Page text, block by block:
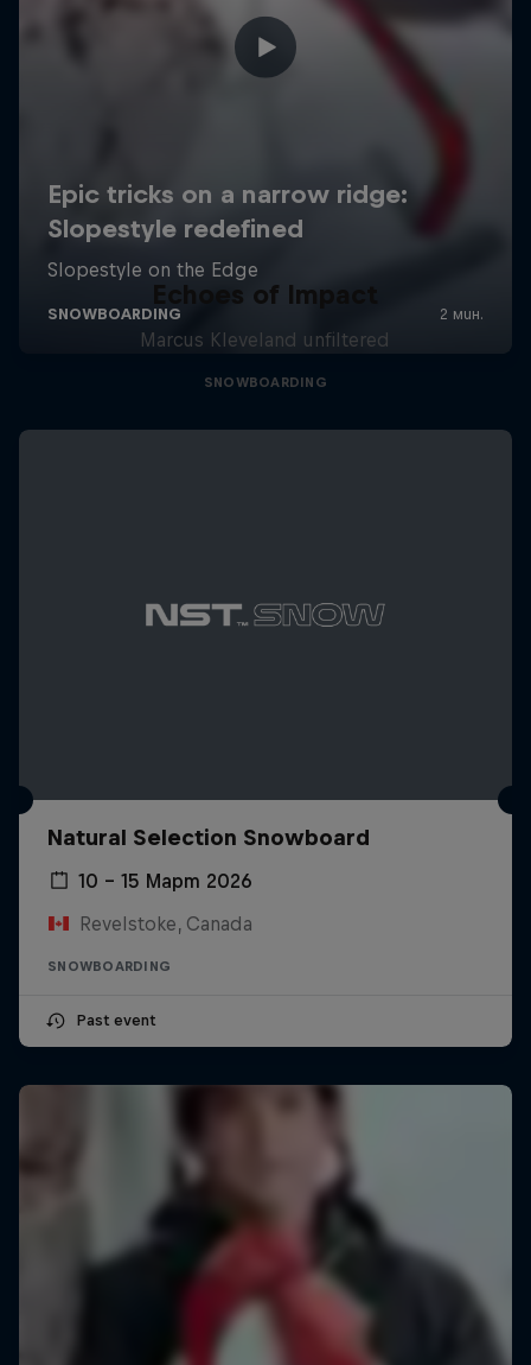
Echoes of Impact
Marcus Kleveland unfiltered
SNOWBOARDING
Natural Selection Snowboard
10 – 15 Март 2026
Revelstoke, Canada
SNOWBOARDING
Past event